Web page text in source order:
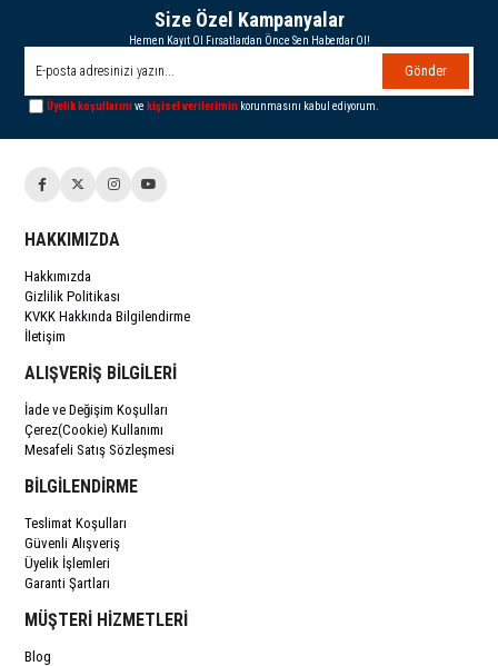
Size Özel Kampanyalar
Hemen Kayıt Ol Fırsatlardan Önce Sen Haberdar Ol!
Gönder
Üyelik koşullarınıve kişisel verilerimin korunmasını kabul ediyorum.
HAKKIMIZDA
Hakkımızda
Gizlilik Politikası
KVKK Hakkında Bilgilendirme
İletişim
ALIŞVERİŞ BİLGİLERİ
İade ve Değişim Koşulları
Çerez(Cookie) Kullanımı
Mesafeli Satış Sözleşmesi
BİLGİLENDİRME
Teslimat Koşulları
Güvenli Alışveriş
Üyelik İşlemleri
Garanti Şartları
MÜŞTERİ HİZMETLERİ
Blog